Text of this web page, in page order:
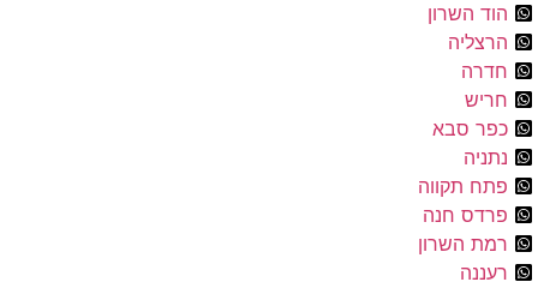
הוד השרון
הרצליה
חדרה
חריש
כפר סבא
נתניה
פתח תקווה
פרדס חנה
רמת השרון
רעננה